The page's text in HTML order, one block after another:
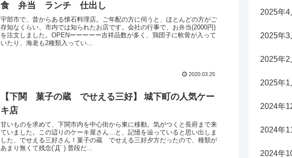
食 弁当 ランチ 仕出し
宇部市で、昔からある懐石料理店。ご年配の方に伺うと、ほとんどの方がご
存知なくらい、市内では知られたお店です。会社の行事で、お弁当(2000円)
を注文しました。OPENーーーーー吉祥品数が多く、鶏団子に軟骨が入って
いたり、海老も2種類入ってい...
2020.03.25
【下関 菓子の蔵 でせえる三好】 城下町の人気ケー
キ店
甘いものを求めて、下関市内を中心街から東に移動。気がつくと長府まで来
ていました。この辺りのケーキ屋さん…と、記憶を辿っていると思い出しま
した、でせえる三好さん！菓子の蔵 でせえる三好夕方だったので、種類が
あまり無くて残念(´Д` ) 普段だ...
2025年4
2025年3
2025年2
2025年1
2024年
2024年
2024年